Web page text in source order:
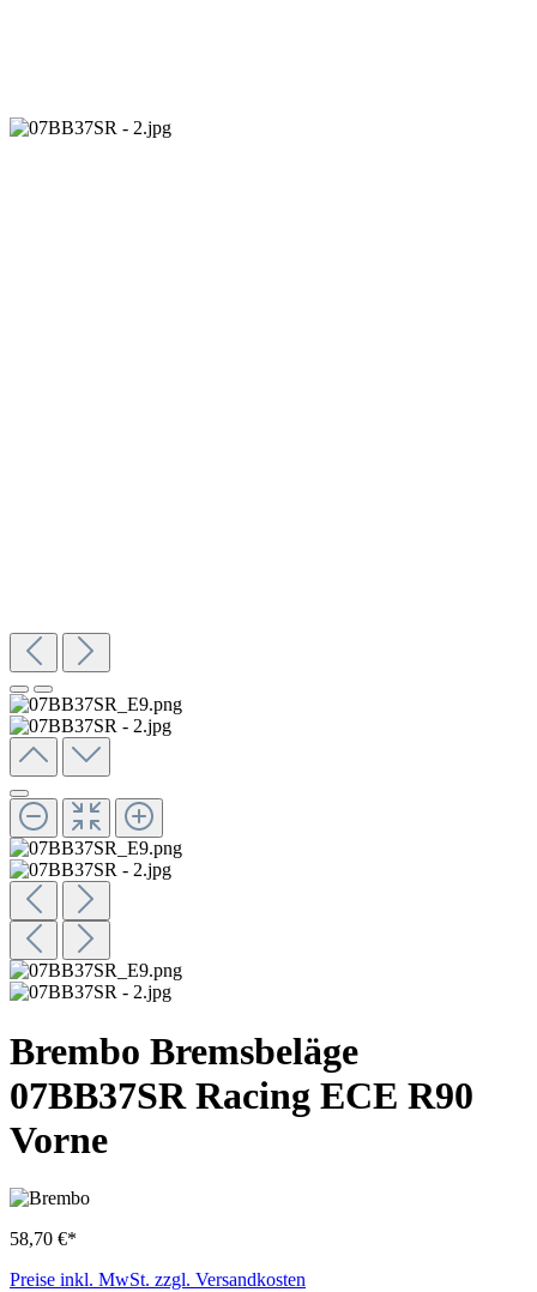
Brembo Bremsbeläge
07BB37SR Racing ECE R90
Vorne
58,70 €*
Preise inkl. MwSt. zzgl. Versandkosten